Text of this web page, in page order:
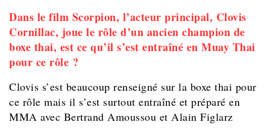
Dans le film Scorpion, l’acteur principal, Clovis
Cornillac, joue le rôle d’un ancien champion de
boxe thai, est ce qu’il s’est entraîné en Muay Thai
pour ce rôle ?
Clovis s’est beaucoup renseigné sur la boxe thai pour
ce rôle mais il s’est surtout entraîné et préparé en
MMA avec Bertrand Amoussou et Alain Figlarz